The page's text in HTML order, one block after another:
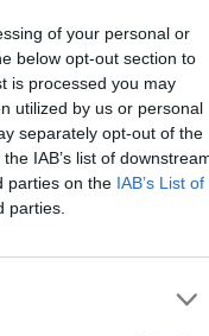
of your personal or
below opt-out section to
is processed you may
utilized by us or personal
separately opt-out of the
IAB’s list of
parties on the IAB’s List of
parties.